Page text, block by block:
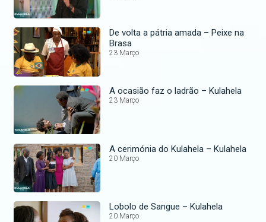
De volta a pátria amada – Peixe na
Brasa
23 Março
A ocasião faz o ladrão – Kulahela
23 Março
A cerimónia do Kulahela – Kulahela
20 Março
Lobolo de Sangue – Kulahela
20 Março